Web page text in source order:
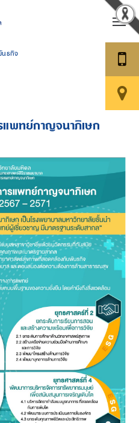
นธกิจ
พทย์กาญจนาภิเษก